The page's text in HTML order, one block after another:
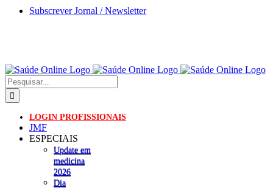
Skip
Subscrever Jornal / Newsletter
Pesquisar
LOGIN PROFISSIONAIS
JMF
ESPECIAIS
Update em
medicina
2026
Dia